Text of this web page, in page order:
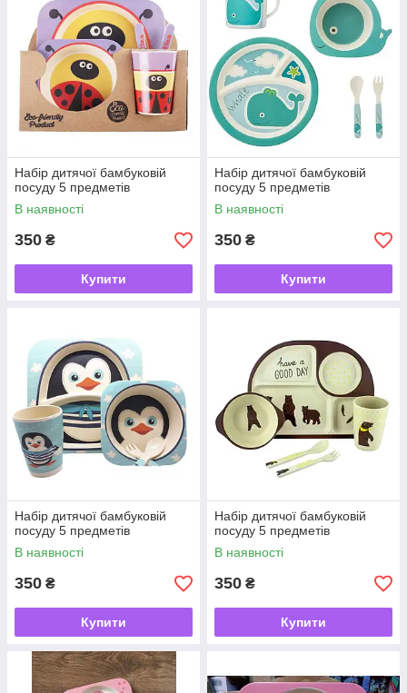
Набір дитячої бамбуковій
посуду 5 предметів
В наявності
350 ₴
Купити
Набір дитячої бамбуковій
посуду 5 предметів
В наявності
350 ₴
Купити
Набір дитячої бамбуковій
посуду 5 предметів
В наявності
350 ₴
Купити
Набір дитячої бамбуковій
посуду 5 предметів
В наявності
350 ₴
Купити